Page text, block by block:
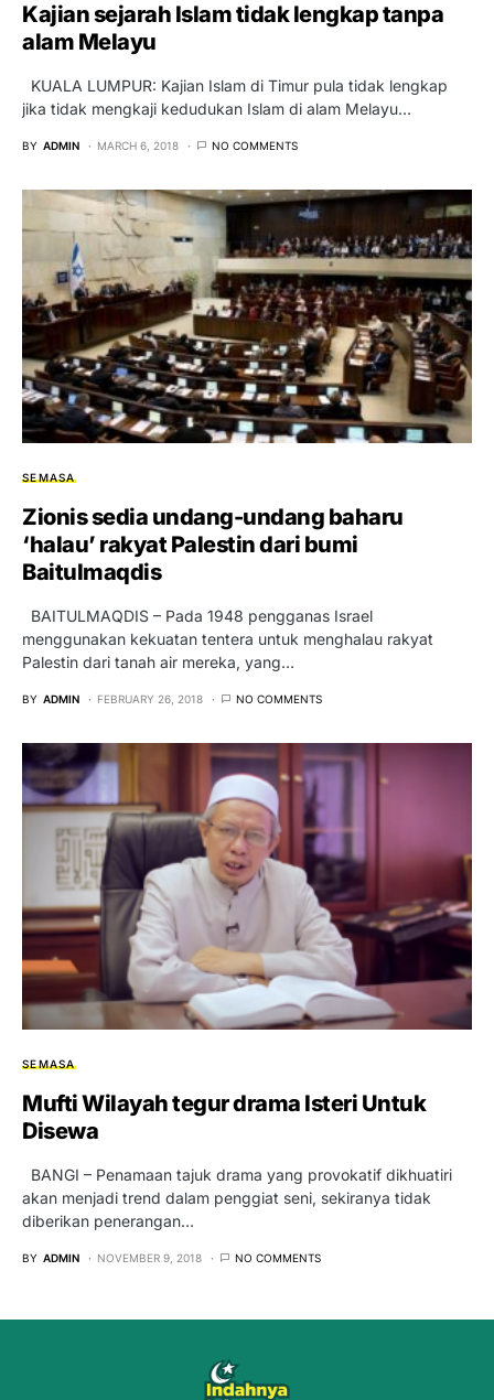
Kajian sejarah Islam tidak lengkap tanpa
alam Melayu
KUALA LUMPUR: Kajian Islam di Timur pula tidak lengkap
jika tidak mengkaji kedudukan Islam di alam Melayu…
BY ADMIN MARCH 6, 2018 NO COMMENTS
SEMASA
Zionis sedia undang-undang baharu
‘halau’ rakyat Palestin dari bumi
Baitulmaqdis
BAITULMAQDIS – Pada 1948 pengganas Israel
menggunakan kekuatan tentera untuk menghalau rakyat
Palestin dari tanah air mereka, yang…
BY ADMIN FEBRUARY 26, 2018 NO COMMENTS
SEMASA
Mufti Wilayah tegur drama Isteri Untuk
Disewa
BANGI – Penamaan tajuk drama yang provokatif dikhuatiri
akan menjadi trend dalam penggiat seni, sekiranya tidak
diberikan penerangan…
BY ADMIN NOVEMBER 9, 2018 NO COMMENTS